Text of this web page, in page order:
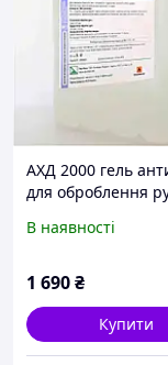
АХД 2000 гель
для оброблення
В наявності
1 690₴
Купити